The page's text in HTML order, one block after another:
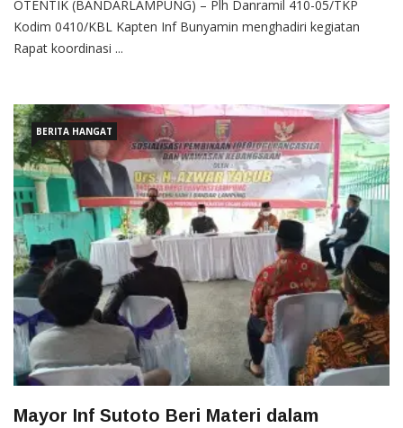
OTENTIK (BANDARLAMPUNG) – Plh Danramil 410-05/TKP
Kodim 0410/KBL Kapten Inf Bunyamin menghadiri kegiatan
Rapat koordinasi ...
BERITA HANGAT
Mayor Inf Sutoto Beri Materi dalam